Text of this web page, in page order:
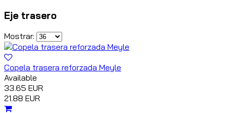
Eje trasero
Mostrar:
Copela trasera reforzada Meyle
Available
33.65 EUR
21.88 EUR